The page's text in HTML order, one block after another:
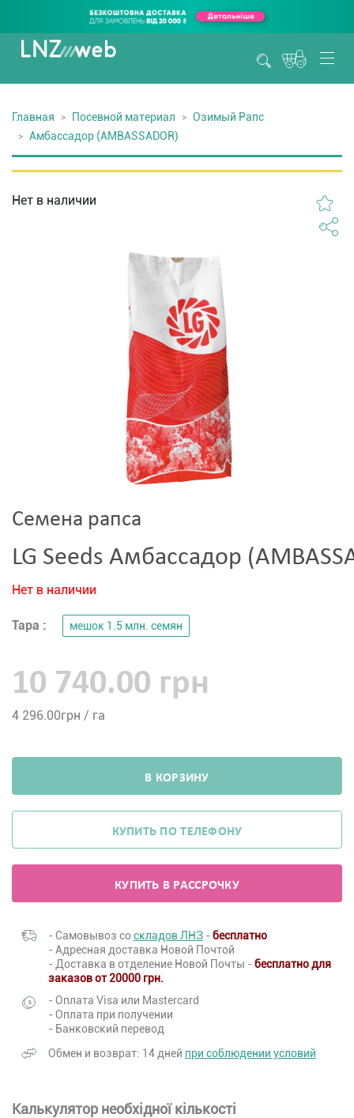
Главная Посевной материал
Озимый Рапс
Амбассадор (AMBASSADOR)
Нет в наличии
Семена рапса
LG Seeds Амбассадор
Нет в наличии
Тара : мешок 1.5 млн. семян
10 740.00 грн
4 296.00грн / га
В КОРЗИНУ
КУПИТЬ ПО ТЕЛЕФОНУ
КУПИТЬ В РАССРОЧКУ
- Самовывоз соскладов ЛНЗ - бесплатно
- Адресная доставка Новой Почтой
- Доставка в отделение Новой Почты - бесплатно для
заказов от 20000 грн.
- Оплата Visa или Mastercard
- Оплата при получении
- Банковский перевод
Обмен и возврат: 14 дней при соблюдении условий
Калькулятор необхідної кількості